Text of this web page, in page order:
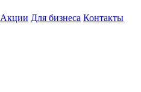
Акции Для бизнеса Контакты